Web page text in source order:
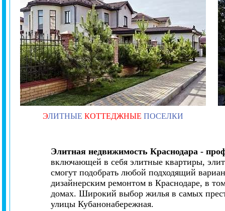
ЭЛИТНЫЕ КОТТЕДЖНЫЕ ПОСЕЛКИ
Элитная недвижимость Краснодара -
включающей в себя элитные квартиры,
смогут подобрать любой подходящий
дизайнерским ремонтом в Краснодаре, в
домах. Широкий выбор жилья в самых
улицы Кубанонабережная.